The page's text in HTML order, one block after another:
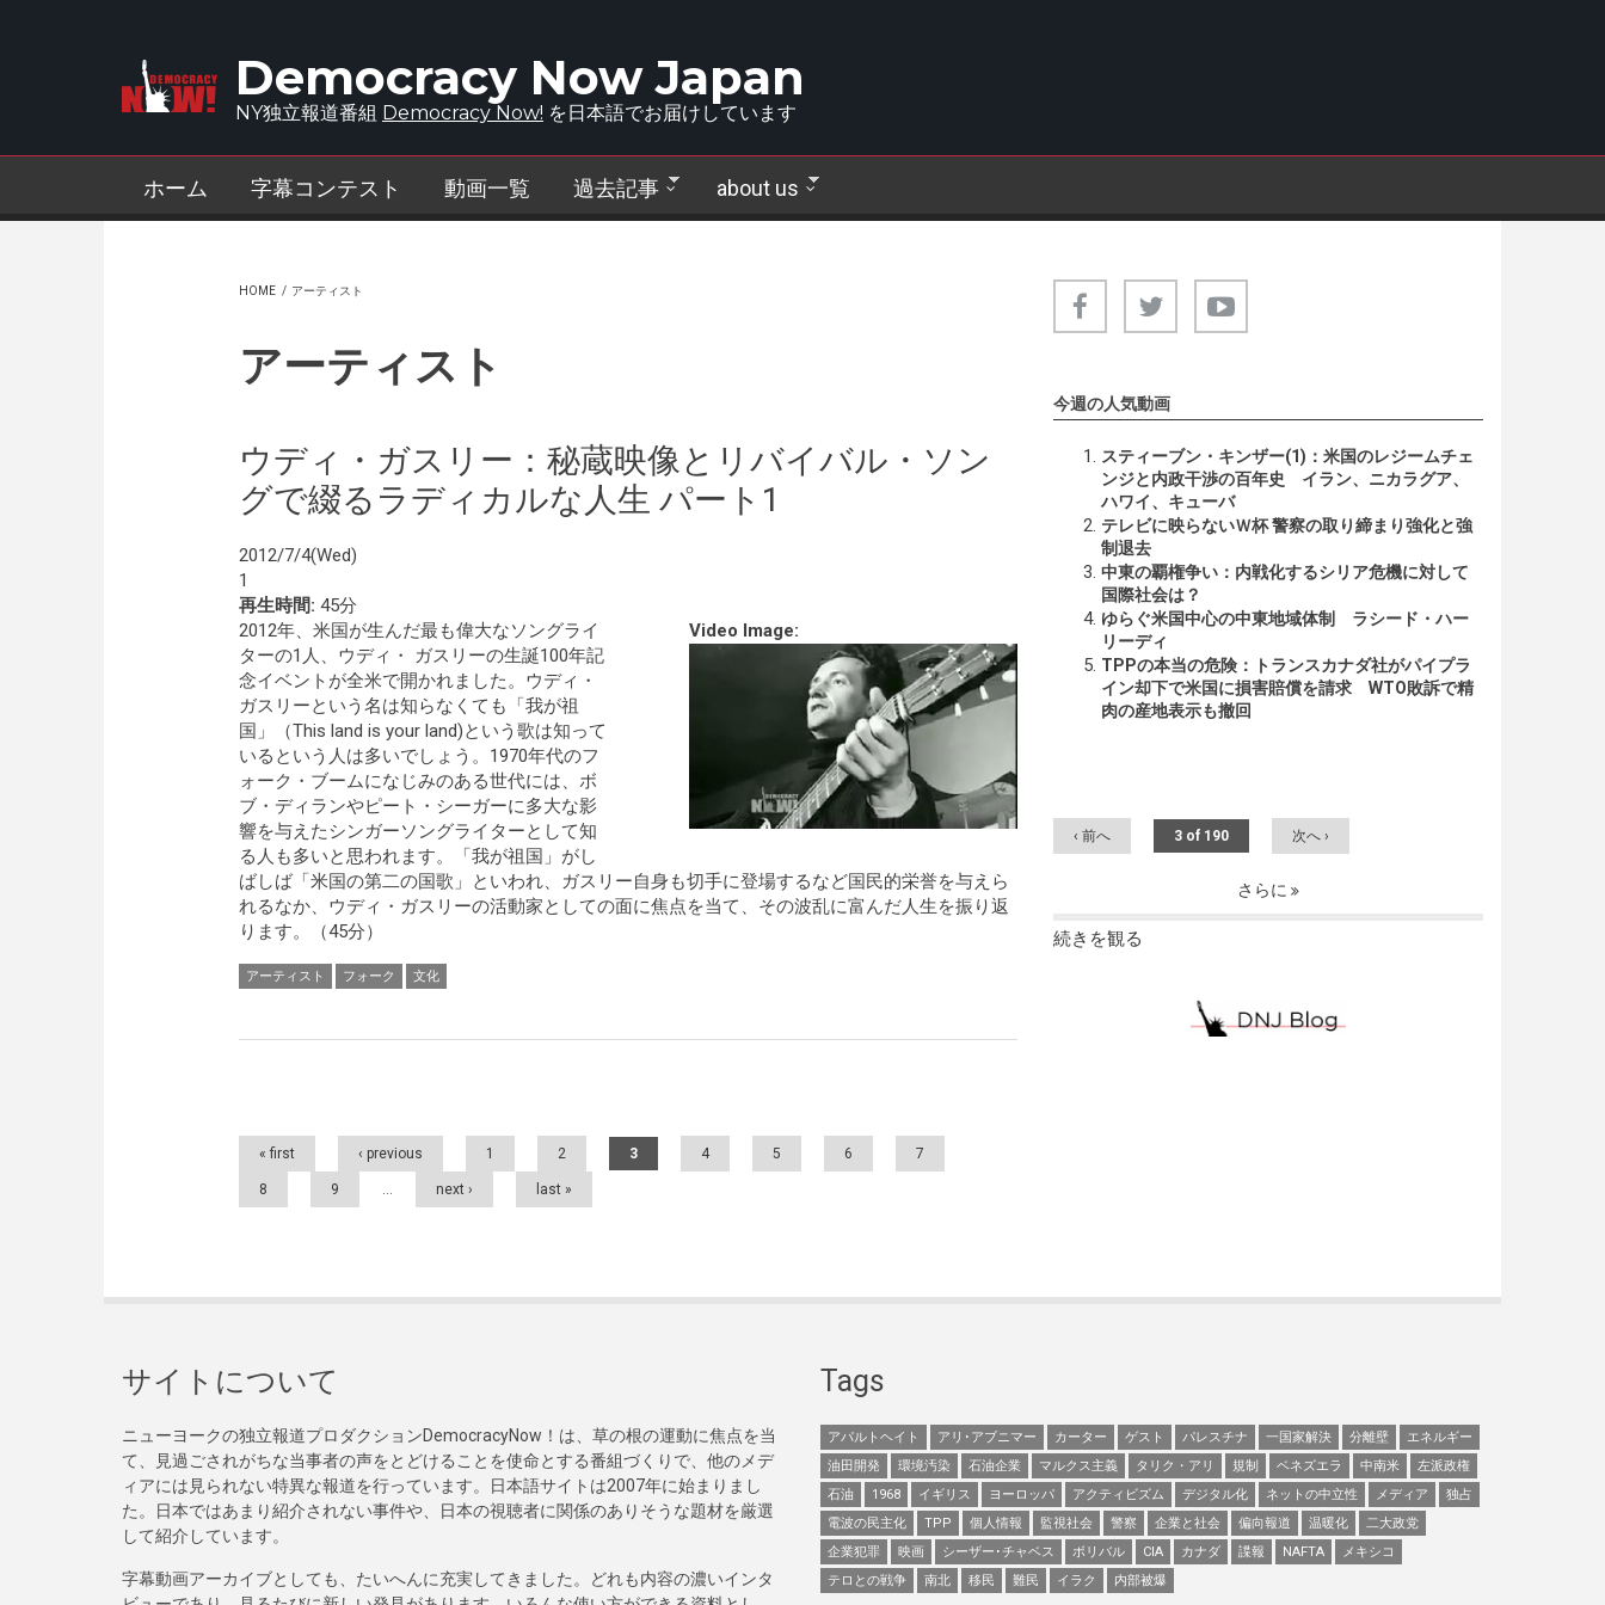
Democracy Now Japan
NY独立報道番組 Democracy Now! を日本語でお届けしています
ホーム 字幕コンテスト 動画一覧 過去記事 about us
HOME / アーティスト
アーティスト
ウディ・ガスリー：秘蔵映像とリバイバル・ソン
グで綴るラディカルな人生 パート1
2012/7/4(Wed)
1
再生時間: 45分
Video Image:
2012年、米国が生んだ最も偉大なソングライ
ターの1人、ウディ・ ガスリーの生誕100年記
念イベントが全米で開かれました。ウディ・
ガスリーという名は知らなくても「我が祖
国」（This land is your land)という歌は知って
いるという人は多いでしょう。1970年代のフ
ォーク・ブームになじみのある世代には、ボ
ブ・ディランやピート・シーガーに多大な影
響を与えたシンガーソングライターとして知
る人も多いと思われます。「我が祖国」がし
ばしば「米国の第二の国歌」といわれ、ガスリー自身も切手に登場するなど国民的栄誉を与えら
れるなか、ウディ・ガスリーの活動家としての面に焦点を当て、その波乱に富んだ人生を振り返
ります。（45分）
アーティスト フォーク 文化
Pages
« first ‹ previous 1 2 3 4 5 6 7
8 9 … next › last »
今週の人気動画
スティーブン・キンザー(1)：米国のレジームチェ
ンジと内政干渉の百年史 イラン、ニカラグア、
ハワイ、キューバ
テレビに映らないＷ杯 警察の取り締まり強化と強
制退去
中東の覇権争い：内戦化するシリア危機に対して
国際社会は？
ゆらぐ米国中心の中東地域体制 ラシード・ハー
リーディ
TPPの本当の危険：トランスカナダ社がパイプラ
イン却下で米国に損害賠償を請求 WTO敗訴で精
肉の産地表示も撤回
‹ 前へ 3 of 190 次へ ›
さらに
続きを観る
サイトについて
ニューヨークの独立報道プロダクションDemocracyNow！は、草の根の運動に焦点を当
て、見過ごされがちな当事者の声をとどけることを使命とする番組づくりで、他のメデ
ィアには見られない特異な報道を行っています。日本語サイトは2007年に始まりまし
た。日本ではあまり紹介されない事件や、日本の視聴者に関係のありそうな題材を厳選
して紹介しています。
字幕動画アーカイブとしても、たいへんに充実してきました。どれも内容の濃いインタ
Tags
アパルトヘイト アリ･アブニマー カーター ゲスト パレスチナ 一国家解決 分離壁
エネルギー
油田開発
環境汚染 石油企業 マルクス主義 タリク・アリ 規制 ベネズエラ 中南米
左派政権
石油
1968 イギリス ヨーロッパ アクティビズム デジタル化 ネットの中立性 メディア
独占
電波の民主化
TPP 個人情報 監視社会 警察 企業と社会 偏向報道 温暖化
二大政党
企業犯罪
映画 シーザー･チャベス ボリバル CIA カナダ 諜報 NAFTA
メキシコ
テロとの戦争
南北 移民 難民 イラク 内部被爆